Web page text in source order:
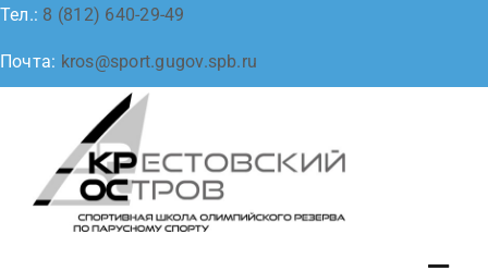
Skip
content
Тел.: 8 (812) 640-29-49
Почта: kros@sport.gugov.spb.ru